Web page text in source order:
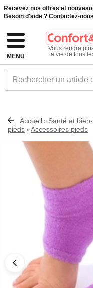
Recevez nos offres et
Besoin d'aide ? Contactez-
MENU
Vous rendre
la vie de tous
Rechercher un article
Accueil > Santé et
pieds > Accessoires pieds